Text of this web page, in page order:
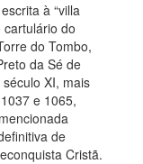
à “villa
cartulário do
do Tombo,
da Sé de
XI, mais
e 1065,
de
Cristã.